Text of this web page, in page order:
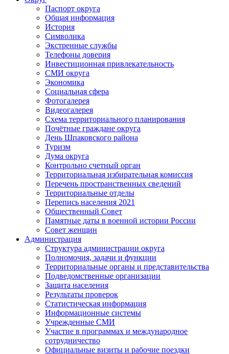
Паспорт округа
Общая информация
История
Символика
Экстренные службы
Телефоны доверия
Инвестиционная привлекательность
СМИ округа
Экономика
Социальная сфера
Фотогалерея
Видеогалерея
Схема территориального планирования
Почётные граждане округа
День Шпаковского района
Туризм
Дума округа
Контрольно счетный орган
Территориальная избирательная комиссия
Перечень пространственных сведений
Территориальные отделы
Перепись населения 2021
Общественный Совет
Памятные даты в военной истории России
Совет женщин
Администрация
Структура администрации округа
Полномочия, задачи и функции
Территориальные органы и представительства
Подведомственные организации
Защита населения
Результаты проверок
Статистическая информация
Информационные системы
Учрежденные СМИ
Участие в программах и международное
сотрудничество
Официальные визиты и рабочие поездки